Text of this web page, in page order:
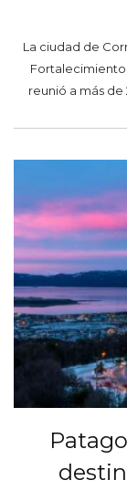
La ciudad de
reunió a más de